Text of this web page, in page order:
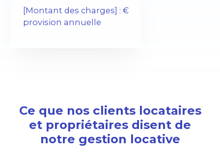
[Montant des charges] : €
provision annuelle
Ce que nos clients locataires
et propriétaires disent de
notre gestion locative